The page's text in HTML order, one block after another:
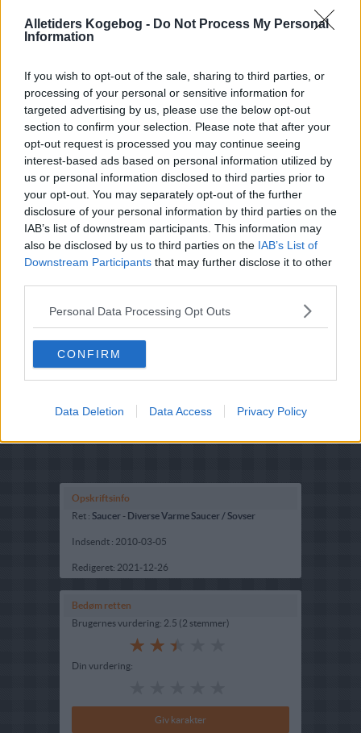
Alletiders Kogebog - Do Not Process My Personal
Information
If you wish to opt-out of the sale, sharing to third parties, or
processing of your personal or sensitive information for
targeted advertising by us, please use the below opt-out
section to confirm your selection. Please note that after your
opt-out request is processed you may continue seeing
interest-based ads based on personal information utilized by
us or personal information disclosed to third parties prior to
your opt-out. You may separately opt-out of the further
disclosure of your personal information by third parties on the
IAB’s list of downstream participants. This information may
also be disclosed by us to third parties on the IAB’s List of
Downstream Participants that may further disclose it to other
Personal Data Processing Opt Outs
CONFIRM
Data Deletion Data Access Privacy Policy
tilsættes og del hele vendes godt rundt.
igennem 1-1½ time.
Skallerne sigtes fra og suppen kommes tilbage i
gryden og står lidt inden melet drysses over, når
melet er opsuget piskes suppen godt igennem,
bringes i kog og spædes op med fløde, smages til
med salt, peber og cognac.
Opskriftsinfo
Ret : Saucer - Diverse Varme Saucer / Sovser
Indsendt : 2010-03-05
Redigeret: 2021-12-26
Bedøm retten
Brugernes vurdering: 2.5 (2 stemmer)
Din vurdering: